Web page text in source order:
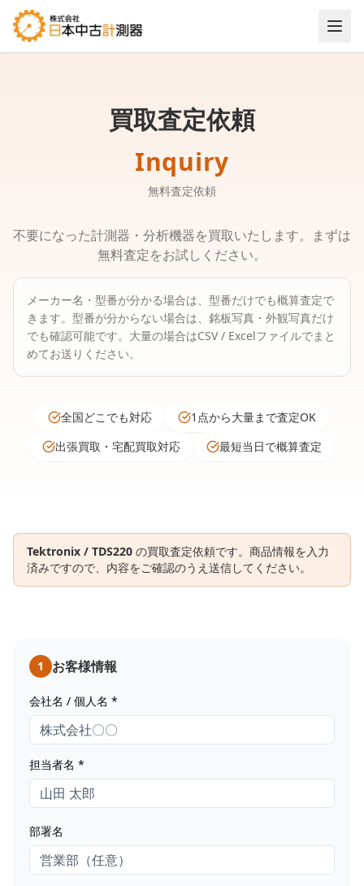
買取査定依頼
Inquiry
無料査定依頼
不要になった計測器・分析機器を買取いたします。まずは
無料査定をお試しください。
メーカー名・型番が分かる場合は、型番だけでも概算査定で
きます。 型番が分からない場合は、銘板写真・外観写真だけ
でも確認可能です。 大量の場合はCSV / Excelファイルでまと
めてお送りください。
全国どこでも対応
1点から大量まで査定OK
出張買取・宅配買取対応
最短当日で概算査定
Tektronix / TDS220 の買取査定依頼です。商品情報を入力
済みですので、内容をご確認のうえ送信してください。
1 お客様情報
会社名 / 個人名 *
担当者名 *
部署名